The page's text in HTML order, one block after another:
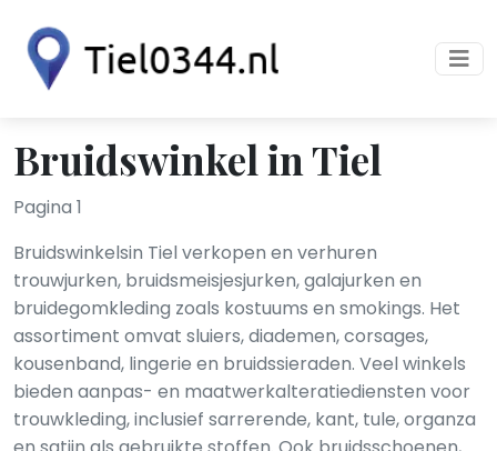
Bruidswinkel in Tiel
Pagina 1
Bruidswinkelsin Tiel verkopen en verhuren
trouwjurken, bruidsmeisjesjurken, galajurken en
bruidegomkleding zoals kostuums en smokings. Het
assortiment omvat sluiers, diademen, corsages,
kousenband, lingerie en bruidssieraden. Veel winkels
bieden aanpas- en maatwerkalteratiediensten voor
trouwkleding, inclusief sarrerende, kant, tule, organza